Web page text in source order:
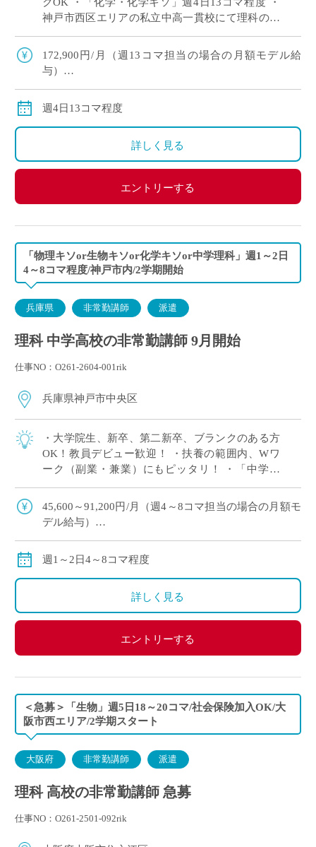
神戸市西区エリアの私立中高一貫校にて理科の非
校免許のみOK
172,900円/月（週13コマ担当の場合の月額モデル給
与）
週4日13コマ程度
詳しく見る
エントリーする
「物理キソor生物キソor化学キソor中学理科」週1～2日
4～8コマ程度/神戸市内/2学期開始
兵庫県 非常勤講師 派遣
理科 中学高校の非常勤講師 9月開始
仕事NO：O261-2604-001rik
兵庫県神戸市中央区
・大学院生、新卒、第二新卒、ブランクのある方
OK！教員デビュー歓迎！ ・扶養の範囲内、Wワ
ーク（副業・兼業）にもピッタリ！ ・「中学理
ソ」のいずれか1科目が担当できればOK […]
45,600～91,200円/月（週4～8コマ担当の場合の月額モ
デル給与）
※ご勤務スタート時期によって、初月の給与は日割計
週1～2日4～8コマ程度
詳しく見る
エントリーする
＜急募＞「生物」週5日18～20コマ/社会保険加入OK/大
阪市西エリア/2学期スタート
大阪府 非常勤講師 派遣
理科 高校の非常勤講師 急募
仕事NO：O261-2501-092rik